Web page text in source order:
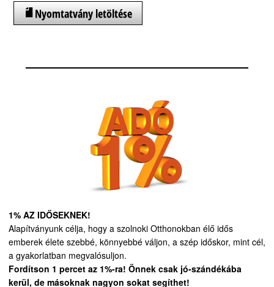
Nyomtatvány letöltése
1% AZ IDŐSEKNEK!
Alapítványunk célja, hogy a szolnoki Otthonokban élő idős
emberek élete szebbé, könnyebbé váljon, a szép időskor, mint cél,
a gyakorlatban megvalósuljon.
Fordítson 1 percet az 1%-ra! Önnek csak jó-szándékába
kerül, de másoknak nagyon sokat segíthet!